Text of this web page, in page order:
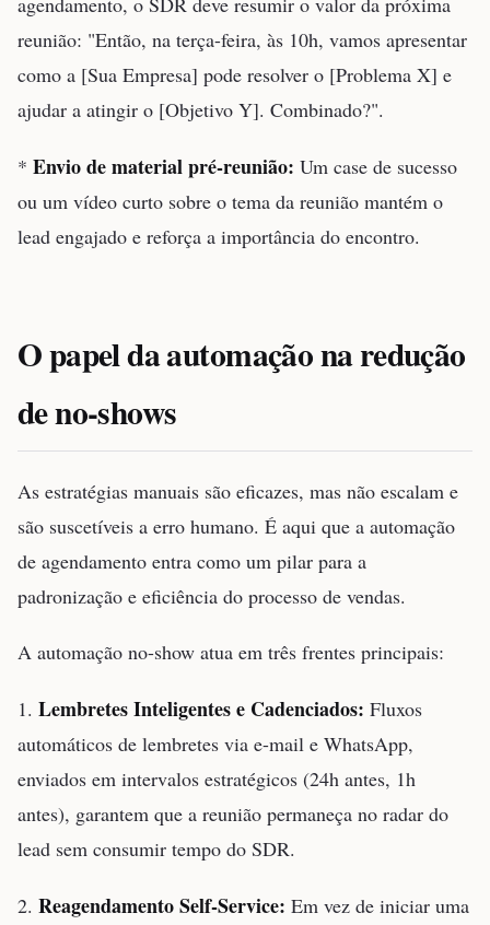
reunião: "Então, na terça-feira, às 10h, vamos apresentar
como a [Sua Empresa] pode resolver o [Problema X] e
ajudar a atingir o [Objetivo Y]. Combinado?".
* Envio de material pré-reunião: Um case de sucesso
ou um vídeo curto sobre o tema da reunião mantém o
lead engajado e reforça a importância do encontro.
O papel da automação na redução
de no-shows
As estratégias manuais são eficazes, mas não escalam e
são suscetíveis a erro humano. É aqui que a automação
de agendamento entra como um pilar para a
padronização e eficiência do processo de vendas.
A automação no-show atua em três frentes principais:
1. Lembretes Inteligentes e Cadenciados: Fluxos
automáticos de lembretes via e-mail e WhatsApp,
enviados em intervalos estratégicos (24h antes, 1h
antes), garantem que a reunião permaneça no radar do
lead sem consumir tempo do SDR.
2. Reagendamento Self-Service: Em vez de iniciar uma